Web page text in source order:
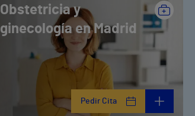
Obstetricia y
ginecología en Madrid
Pedir Cita